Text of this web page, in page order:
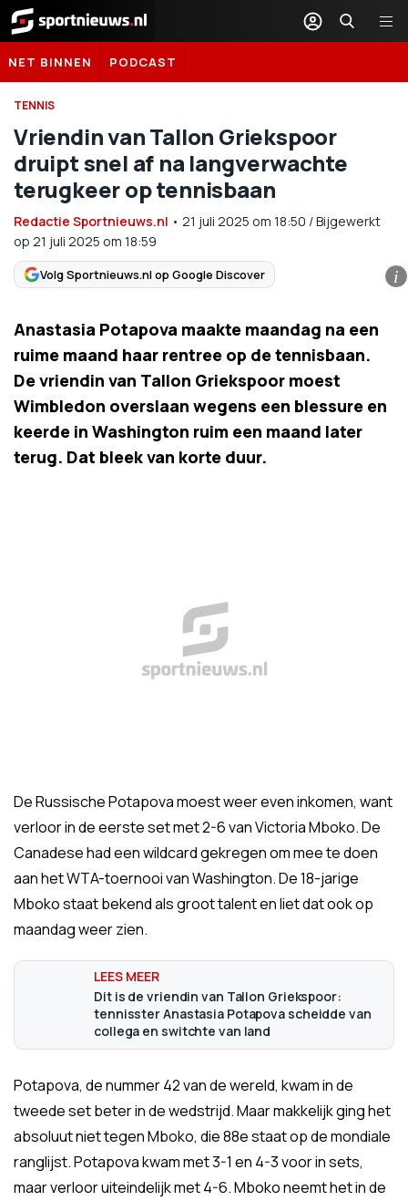
Sportnieuws.nl
NET BINNEN PODCAST
TENNIS
Vriendin van Tallon Griekspoor
druipt snel af na langverwachte
terugkeer op tennisbaan
Redactie Sportnieuws.nl • 21 juli 2025 om 18:50 /Bijgewerkt
op 21 juli 2025 om 18:59
Volg Sportnieuws.nl op Google Discover i
Anastasia Potapova maakte maandag na een
ruime maand haar rentree op de tennisbaan.
De vriendin van Tallon Griekspoor moest
Wimbledon overslaan wegens een blessure en
keerde in Washington ruim een maand later
terug. Dat bleek van korte duur.
De Russische Potapova moest weer even inkomen, want
verloor in de eerste set met 2-6 van Victoria Mboko. De
Canadese had een wildcard gekregen om mee te doen
aan het WTA-toernooi van Washington. De 18-jarige
Mboko staat bekend als groot talent en liet dat ook op
maandag weer zien.
Dit is de vriendin van Tallon Griekspoor:
tennisster Anastasia Potapova scheidde van
collega en switchte van land
Potapova, de nummer 42 van de wereld, kwam in de
tweede set beter in de wedstrijd. Maar makkelijk ging het
absoluut niet tegen Mboko, die 88e staat op de mondiale
ranglijst. Potapova kwam met 3-1 en 4-3 voor in sets,
maar verloor uiteindelijk met 4-6. Mboko neemt het in de